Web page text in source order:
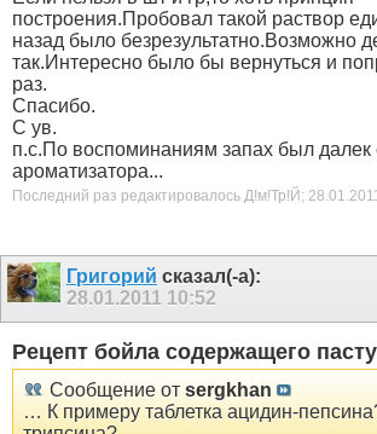
построения.Пробовал такой раствор
назад было безрезультатно.Возможно
так.Интересно было бы вернуться и
раз.
Спасибо.
С ув.
п.с.По воспоминаниям запах был далек
ароматизатора...
Последний раз редактировалось Д!м!Тр!Й;
Григорий сказал(-а):
28.01.2011 10:52
Рецепт бойла содержащего
Сообщение от sergkhan
… К примеру таблетка ацидин-